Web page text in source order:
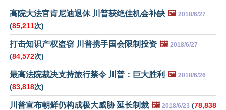
高院大法官肯尼迪退休 川普获绝佳机会补缺 🖼️ 2018/6/27
(85,211次)
打击知识产权盗窃 川普携手国会限制投资 🖼️ 2018/6/27
(84,572次)
最高法院裁决支持旅行禁令 川普：巨大胜利 🖼️ 2018/6/26
(83,818次)
川普宣布朝鲜仍构成极大威胁 延长制裁 🖼️ 2018/6/23 (78,838